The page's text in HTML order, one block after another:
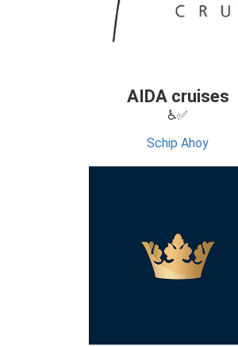
AIDA cruises
♿✅
Schip Ahoy